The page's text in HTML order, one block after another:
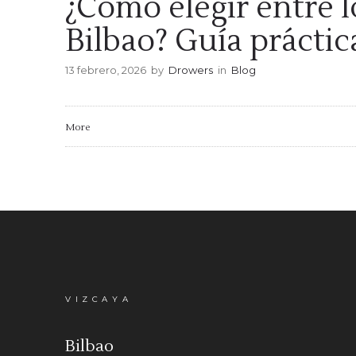
¿Cómo elegir entre
Bilbao? Guía
13 febrero, 2026 by Drowers in Blog
More
VIZCAYA
Bilbao